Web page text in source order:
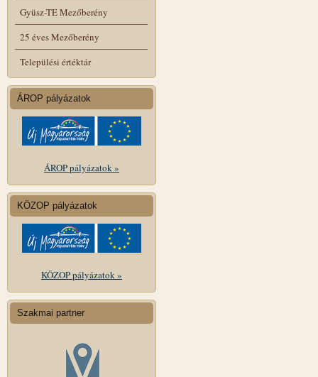
Gyüsz-TE Mezőberény
25 éves Mezőberény
Települési értéktár
ÁROP pályázatok
ÁROP pályázatok »
KÖZOP pályázatok
KÖZOP pályázatok »
Szakmai partner